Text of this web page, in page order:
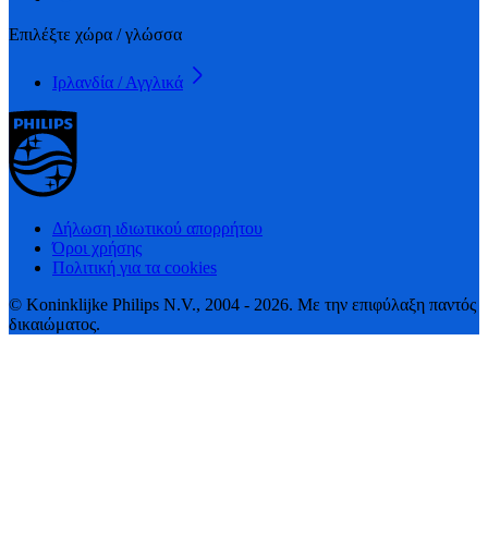
Επιλέξτε χώρα / γλώσσα
Ιρλανδία / Αγγλικά
Δήλωση ιδιωτικού απορρήτου
Όροι χρήσης
Πολιτική για τα cookies
© Koninklijke Philips N.V., 2004 - 2026. Με την επιφύλαξη παντός
δικαιώματος.